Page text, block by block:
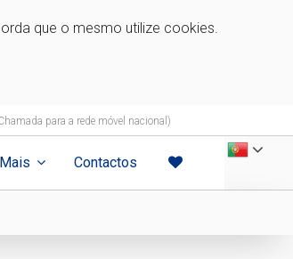
que o mesmo utilize cookies.
para a rede móvel nacional)
Mais Contactos